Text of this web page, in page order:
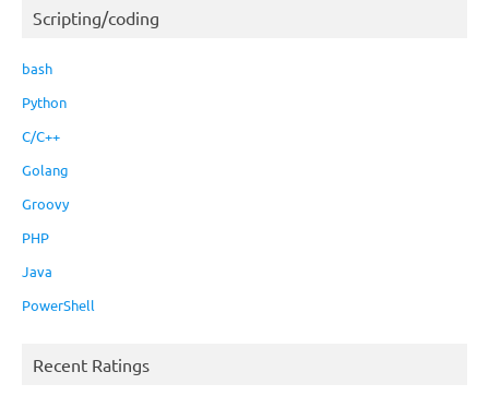
Scripting/coding
bash
Python
C/C++
Golang
Groovy
PHP
Java
PowerShell
Recent Ratings